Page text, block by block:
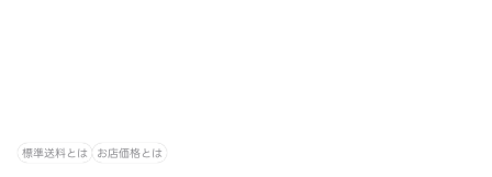
標準送料とは お店価格とは